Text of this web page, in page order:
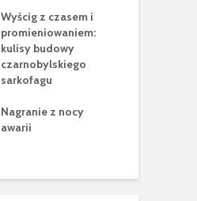
Wyścig z czasem i
promieniowaniem:
kulisy budowy
czarnobylskiego
sarkofagu
Nagranie z nocy
awarii